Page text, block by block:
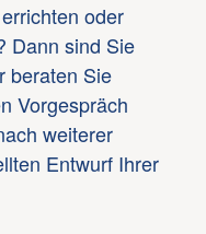
oder
Dann sind Sie
beraten Sie
Vorgespräch
weiterer
Entwurf Ihrer